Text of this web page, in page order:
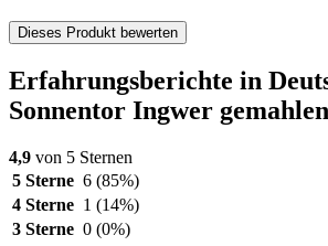
Dieses Produkt bewerten
Erfahrungsberichte in
Sonnentor Ingwer
4,9 von 5 Sternen
5 Sterne 6 (85%)
4 Sterne 1 (14%)
3 Sterne 0 (0%)